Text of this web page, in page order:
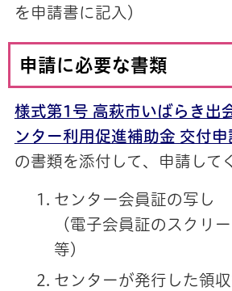
を申請書に記入）
申請に必要な書類
様式第1号 高萩市いばらき出
ンター利用促進補助金 交付申
の書類を添付して、申請して
センター会員証の写し
（電子会員証のスクリ
等）
センターが発行した領